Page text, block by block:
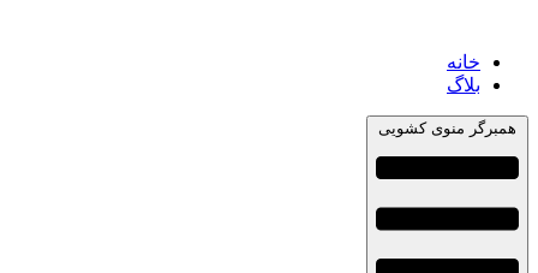
خانه
بلاگ
همبرگر منوی کشویی